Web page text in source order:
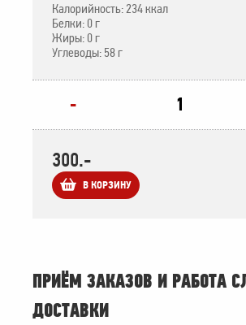
Калорийность: 234 ккал
Белки: 0 г
Жиры: 0 г
Углеводы: 58 г
-
300.-
В КОРЗИНУ
ПРИЁМ ЗАКАЗОВ И РАБОТА
ДОСТАВКИ